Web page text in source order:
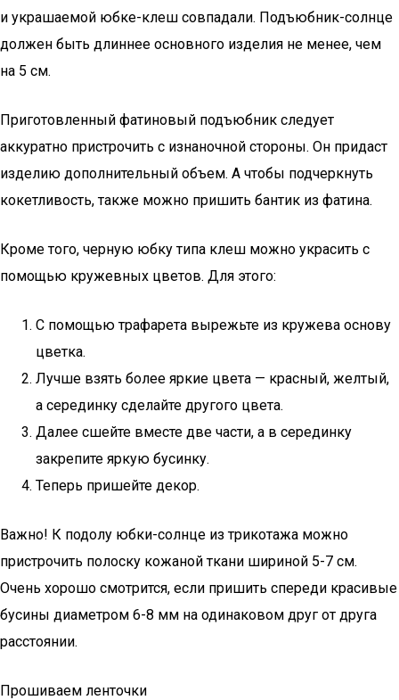
и украшаемой юбке-клеш совпадали. Подъюбник-солнце
должен быть длиннее основного изделия не менее, чем
на 5 см.
Приготовленный фатиновый подъюбник следует
аккуратно пристрочить с изнаночной стороны. Он придаст
изделию дополнительный объем. А чтобы подчеркнуть
кокетливость, также можно пришить бантик из фатина.
Кроме того, черную юбку типа клеш можно украсить с
помощью кружевных цветов. Для этого:
С помощью трафарета вырежьте из кружева основу
цветка.
Лучше взять более яркие цвета — красный, желтый,
а серединку сделайте другого цвета.
Далее сшейте вместе две части, а в серединку
закрепите яркую бусинку.
Теперь пришейте декор.
Важно! К подолу юбки-солнце из трикотажа можно
пристрочить полоску кожаной ткани шириной 5-7 см.
Очень хорошо смотрится, если пришить спереди красивые
бусины диаметром 6-8 мм на одинаковом друг от друга
расстоянии.
Прошиваем ленточки